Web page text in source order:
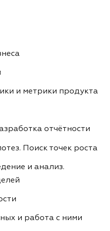
и метрики продукта
отчётности
Поиск точек роста
и анализ.
и работа с ними